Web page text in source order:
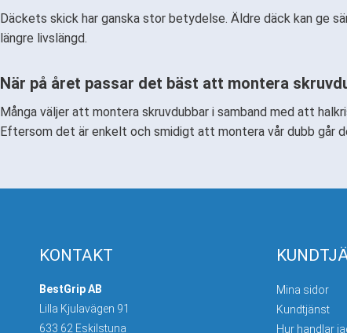
Däckets skick har ganska stor betydelse. Äldre däck kan ge
längre livslängd.
När på året passar det bäst att montera
Många väljer att montera skruvdubbar i samband med att
Eftersom det är enkelt och smidigt att montera vår dubb går
KONTAKT
BestGrip AB
Lilla Kjulavägen 91
633 62 Eskilstuna
Mina sidor
Kundtjänst
Hur handlar